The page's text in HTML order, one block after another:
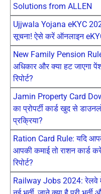
Solutions from ALLEN
Ujjwala Yojana eKYC
सूचना! ऐसे करें ऑनलाइन
New Family Pension
अधिकार और क्या हट जाएगा
रिपोर्ट?
Jamin Property Card
का प्रोपर्टी कार्ड खुद से
प्रक्रिया?
Ration Card Rule: यदि
आपकी कमाई तो राशन कार्ड
रिपोर्ट?
Railway Jobs 2024: रेलवे